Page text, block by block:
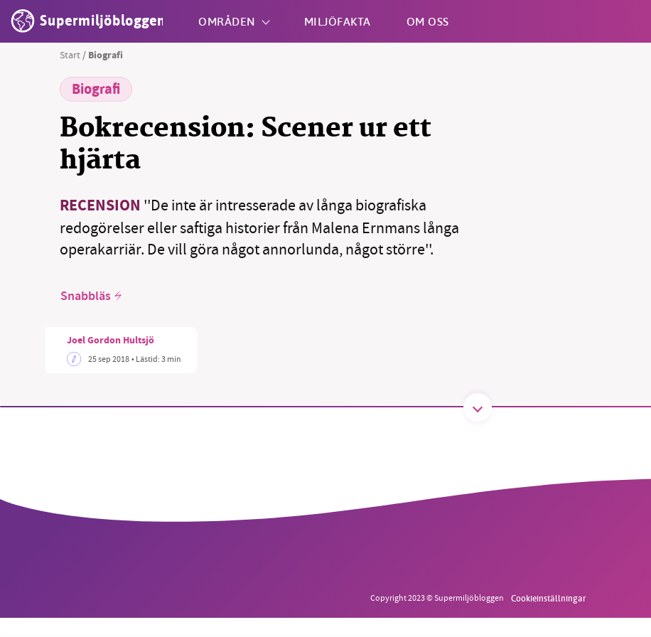
Supermiljöbloggen OMRÅDEN MILJÖFAKTA OM OSS
Start / Biografi
Biografi
Bokrecension: Scener ur ett
hjärta
RECENSION ''De inte är intresserade av långa biografiska
redogörelser eller saftiga historier från Malena Ernmans långa
operakarriär. De vill göra något annorlunda, något större''.
Snabbläs
Joel Gordon Hultsjö
25 sep 2018• Lästid:3 min
Copyright 2023 © Supermiljöbloggen Cookieinställningar
SMB kämpar för en hållbar framtid. Sedan starten 2010 har vår
Stötta vårt arbete genom att swisha en slant till